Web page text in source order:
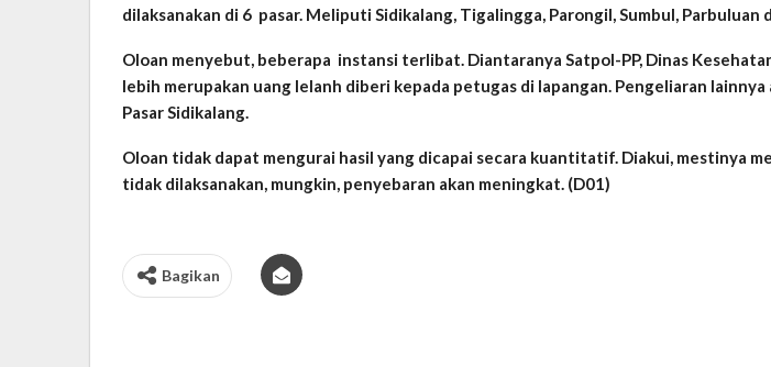
dilaksanakan di 6 pasar. Meliputi Sidikalang, Tigalingga, Parongil, Sumbul, Parbuluan
Oloan menyebut, beberapa instansi terlibat. Diantaranya Satpol-PP, Dinas
lebih merupakan uang lelanh diberi kepada petugas di lapangan. Pengeliaran
Pasar Sidikalang.
Oloan tidak dapat mengurai hasil yang dicapai secara kuantitatif. Diakui, mestinya
tidak dilaksanakan, mungkin, penyebaran akan meningkat. (D01)
Bagikan